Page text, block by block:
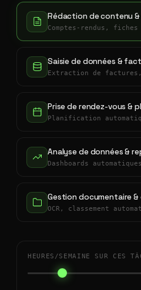
Rédaction de contenu
Comptes-rendus,
Saisie de données &
Extraction de factures,
Prise de rendez-vous &
Planification
Analyse de données &
Dashboards
Gestion documentaire &
OCR, classement
HEURES/SEMAINE SUR CES